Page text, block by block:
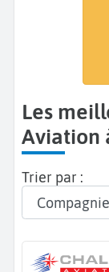
Les meilleurs prix Chalair
Aviation
Trier par :